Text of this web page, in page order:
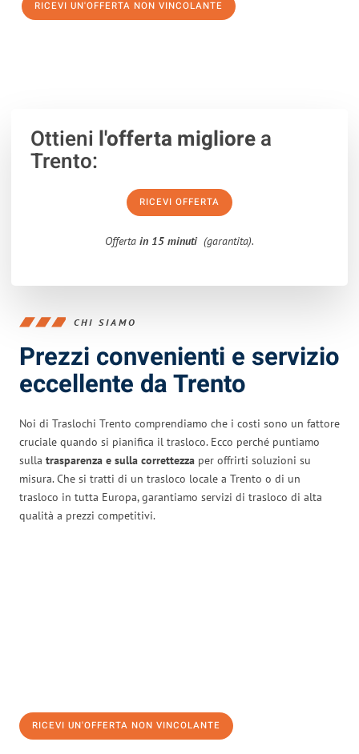
RICEVI UN'OFFERTA NON VINCOLANTE
Ottieni l'offerta migliorea
Trento:
RICEVI OFFERTA
Offerta in 15 minuti (garantita).
CHI SIAMO
Prezzi convenienti e servizio
eccellente da Trento
Noi di Traslochi Trento comprendiamo che i costi sono un fattore
cruciale quando si pianifica il trasloco. Ecco perché puntiamo
sulla trasparenza e sulla correttezza per offrirti soluzioni su
misura. Che si tratti di un trasloco locale a Trento o di un
trasloco in tutta Europa, garantiamo servizi di trasloco di alta
qualità a prezzi competitivi.
RICEVI UN'OFFERTA NON VINCOLANTE